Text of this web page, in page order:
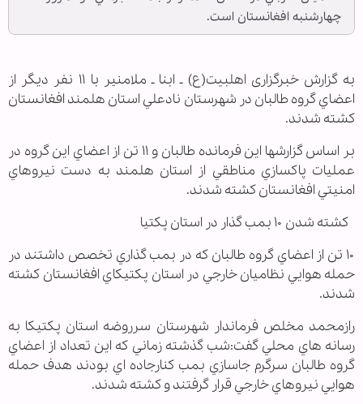
چهارشنبه افغانستان است.
به گزارش خبرگزاری اهل‏بیت(ع) ـ ابنا ـ ملامنير با ۱۱ نفر ديگر از
اعضاي گروه طالبان در شهرستان نادعلي استان هلمند افغانستان
كشته شدند.
بر اساس گزارشها اين فرمانده طالبان و ۱۱ تن از اعضاي اين گروه در
عمليات پاكسازي مناطقي از استان هلمند به دست نيروهاي
امنيتي افغانستان كشته شدند.
كشته شدن ۱۰ بمب گذار در استان پكتيا
۱۰ تن از اعضاي گروه طالبان كه در بمب گذاري تخصص داشتند در
حمله هوايي نظاميان خارجي در استان پكتيكاي افغانستان كشته
شدند.
رازمحمد مخلص فرماندار شهرستان سرروضه استان پكتيكا به
رسانه هاي محلي گفت:شب گذشته زماني كه اين تعداد از اعضاي
گروه طالبان سرگرم جاسازي بمب كنارجاده اي بودند هدف حمله
هوايي نيروهاي خارجي قرار گرفتند و كشته شدند.